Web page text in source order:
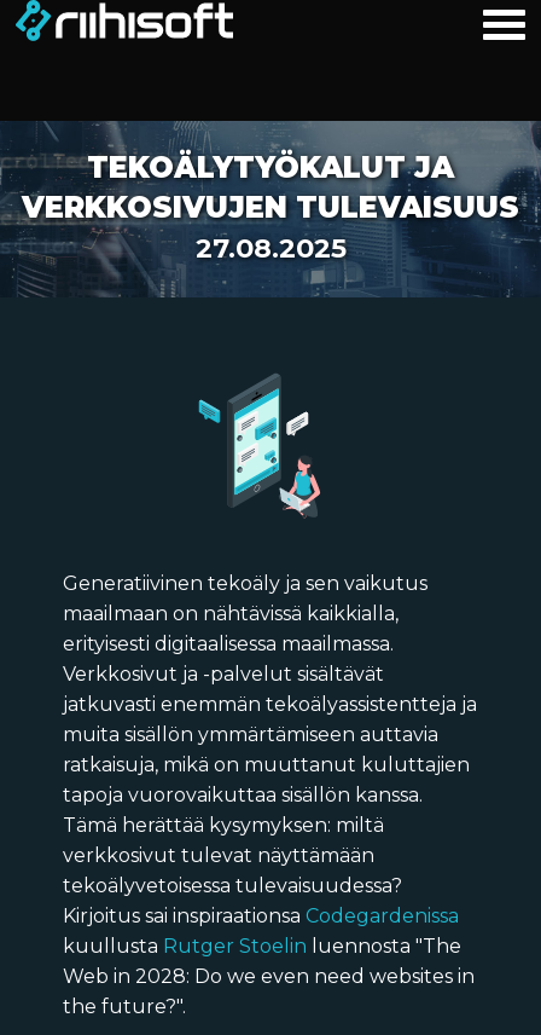
TEKOÄLYTYÖKALUT JA
VERKKOSIVUJEN TULEVAISUUS
27.08.2025
Generatiivinen tekoäly ja sen vaikutus
maailmaan on nähtävissä kaikkialla,
erityisesti digitaalisessa maailmassa.
Verkkosivut ja -palvelut sisältävät
jatkuvasti enemmän tekoälyassistentteja ja
muita sisällön ymmärtämiseen auttavia
ratkaisuja, mikä on muuttanut kuluttajien
tapoja vuorovaikuttaa sisällön kanssa.
Tämä herättää kysymyksen: miltä
verkkosivut tulevat näyttämään
tekoälyvetoisessa tulevaisuudessa?
Kirjoitus sai inspiraationsa Codegardenissa
kuullusta Rutger Stoelin luennosta "The
Web in 2028: Do we even need websites in
the future?".